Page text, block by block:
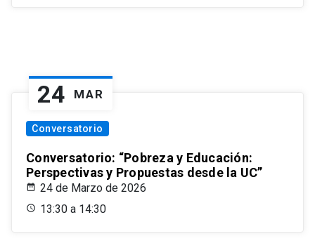
24 MAR
Conversatorio
Conversatorio: “Pobreza y Educación:
Perspectivas y Propuestas desde la UC”
24 de Marzo de 2026
13:30 a 14:30